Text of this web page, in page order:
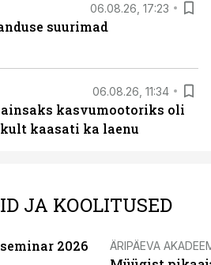
06.08.26, 17:23
suurimad
06.08.26, 11:34
ainsaks kasvumootoriks oli
kaasati ka laenu
JA KOOLITUSED
2026 ÄRIPÄEVA